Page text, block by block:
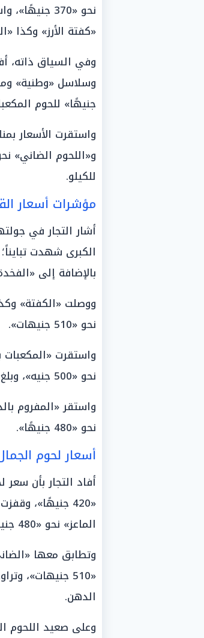
«كفتة الأرز» وكذا «الكفتة
وفي السياق ذاته،
جنيهًا» للحوم
للكيلو.
مؤشرات أسعار
أشار التجار في
الكبرى شهدت
بالإضافة إلى «الفخدة
نحو «510 جنيهات».
نحو «500 جنيه»، وبلغ «كباب الحلة» مستوى «560 جنيهًا».
نحو «480 جنيهًا».
أسعار لحوم
أفاد التجار بأن
الماعز» نحو «480 جنيهًا».
الدهن.
وعلى صعيد اللحوم